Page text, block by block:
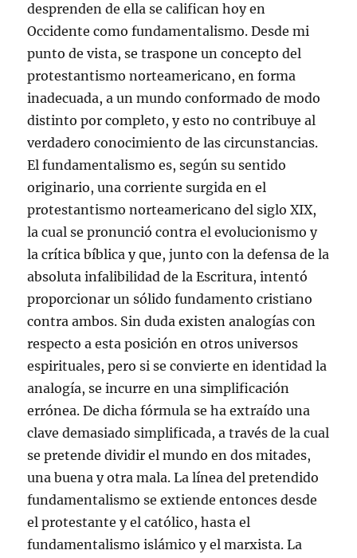
desprenden de ella se califican hoy en
Occidente como fundamentalismo. Desde mi
punto de vista, se traspone un concepto del
protestantismo norteamericano, en forma
inadecuada, a un mundo conformado de modo
distinto por completo, y esto no contribuye al
verdadero conocimiento de las circunstancias.
El fundamentalismo es, según su sentido
originario, una corriente surgida en el
protestantismo norteamericano del siglo XIX,
la cual se pronunció contra el evolucionismo y
la crítica bíblica y que, junto con la defensa de la
absoluta infalibilidad de la Escritura, intentó
proporcionar un sólido fundamento cristiano
contra ambos. Sin duda existen analogías con
respecto a esta posición en otros universos
espirituales, pero si se convierte en identidad la
analogía, se incurre en una simplificación
errónea. De dicha fórmula se ha extraído una
clave demasiado simplificada, a través de la cual
se pretende dividir el mundo en dos mitades,
una buena y otra mala. La línea del pretendido
fundamentalismo se extiende entonces desde
el protestante y el católico, hasta el
fundamentalismo islámico y el marxista. La